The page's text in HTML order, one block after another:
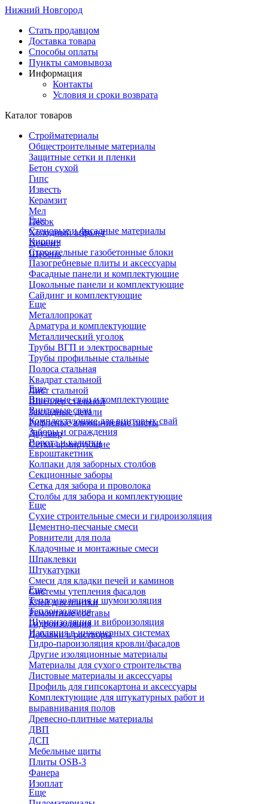
Нижний Новгород
Стать продавцом
Доставка товара
Способы оплаты
Пункты самовывоза
Информация
Контакты
Условия и сроки возврата
Каталог товаров
Стройматериалы
Общестроительные материалы
Защитные сетки и пленки
Бетон сухой
Гипс
Известь
Керамзит
Мел
Песок
Холодный асфальт
Цемент
Щебень
Еще
Стеновые и фасадные материалы
Кирпич
Строительные газобетонные блоки
Пазогребневые плиты и аксессуары
Фасадные панели и комплектующие
Цокольные панели и комплектующие
Сайдинг и комплектующие
Еще
Металлопрокат
Арматура и комплектующие
Металлический уголок
Трубы ВГП и электросварные
Трубы профильные стальные
Полоса стальная
Квадрат стальной
Лист стальной
Швеллер стальной
Закладные детали
Рифленые алюминиевые листы
Двутавр
Сетки армирующие
Еще
Винтовые сваи и комплектующие
Винтовые сваи
Комплектующие для винтовых свай
Заборы и ограждения
Ворота и калитки
Евроштакетник
Колпаки для заборных столбов
Секционные заборы
Сетка для забора и проволока
Столбы для забора и комплектующие
Еще
Сухие строительные смеси и гидроизоляция
Цементно-песчаные смеси
Ровнители для пола
Кладочные и монтажные смеси
Шпаклевки
Штукатурки
Смеси для кладки печей и каминов
Системы утепления фасадов
Клей для плитки
Ремонтные составы
Гидроизоляция
Добавки в растворы
Еще
Теплоизоляция и шумоизоляция
Теплоизоляция
Шумоизоляция и виброизоляция
Изоляция в инженерных системах
Гидро-пароизоляция кровли/фасадов
Другие изоляционные материалы
Материалы для сухого строительства
Листовые материалы и аксессуары
Профиль для гипсокартона и аксессуары
Комплектующие для штукатурных работ и
выравнивания полов
Древесно-плитные материалы
ДВП
ДСП
Мебельные щиты
Плиты OSB-3
Фанера
Изоплат
Еще